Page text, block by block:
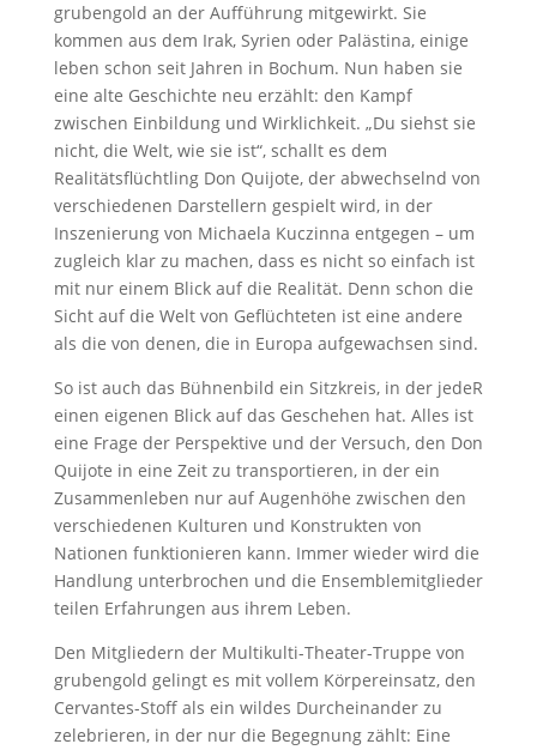
grubengold an der Aufführung mitgewirkt. Sie
kommen aus dem Irak, Syrien oder Palästina, einige
leben schon seit Jahren in Bochum. Nun haben sie
eine alte Geschichte neu erzählt: den Kampf
zwischen Einbildung und Wirklichkeit. „Du siehst sie
nicht, die Welt, wie sie ist“, schallt es dem
Realitätsflüchtling Don Quijote, der abwechselnd von
verschiedenen Darstellern gespielt wird, in der
Inszenierung von Michaela Kuczinna entgegen – um
zugleich klar zu machen, dass es nicht so einfach ist
mit nur einem Blick auf die Realität. Denn schon die
Sicht auf die Welt von Geflüchteten ist eine andere
als die von denen, die in Europa aufgewachsen sind.
So ist auch das Bühnenbild ein Sitzkreis, in der jedeR
einen eigenen Blick auf das Geschehen hat. Alles ist
eine Frage der Perspektive und der Versuch, den Don
Quijote in eine Zeit zu transportieren, in der ein
Zusammenleben nur auf Augenhöhe zwischen den
verschiedenen Kulturen und Konstrukten von
Nationen funktionieren kann. Immer wieder wird die
Handlung unterbrochen und die Ensemblemitglieder
teilen Erfahrungen aus ihrem Leben.
Den Mitgliedern der Multikulti-Theater-Truppe von
grubengold gelingt es mit vollem Körpereinsatz, den
Cervantes-Stoff als ein wildes Durcheinander zu
zelebrieren, in der nur die Begegnung zählt: Eine